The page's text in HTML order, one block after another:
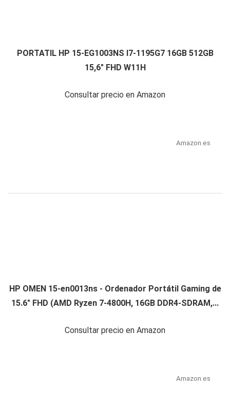
PORTATIL HP 15-EG1003NS I7-1195G7 16GB 512GB
15,6" FHD W11H
Consultar precio en Amazon
Amazon.es
HP OMEN 15-en0013ns - Ordenador Portátil Gaming de
15.6" FHD (AMD Ryzen 7-4800H, 16GB DDR4-SDRAM,...
Consultar precio en Amazon
Amazon.es